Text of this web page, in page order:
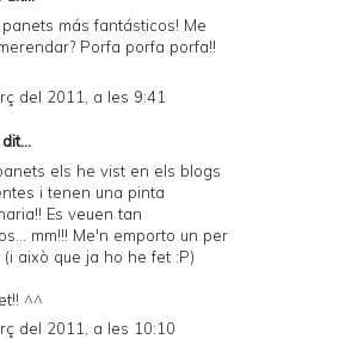
más fantásticos! Me
Porfa porfa porfa!!
del 2011, a les 9:41
els he vist en els blogs
i tenen una pinta
Es veuen tan
mm!!! Me'n emporto un per
això que ja ho he fet :P)
^^
del 2011, a les 10:10